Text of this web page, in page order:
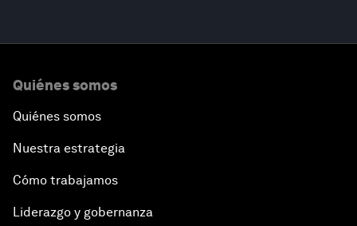
Quiénes somos
Quiénes somos
Nuestra estrategia
Cómo trabajamos
Liderazgo y gobernanza